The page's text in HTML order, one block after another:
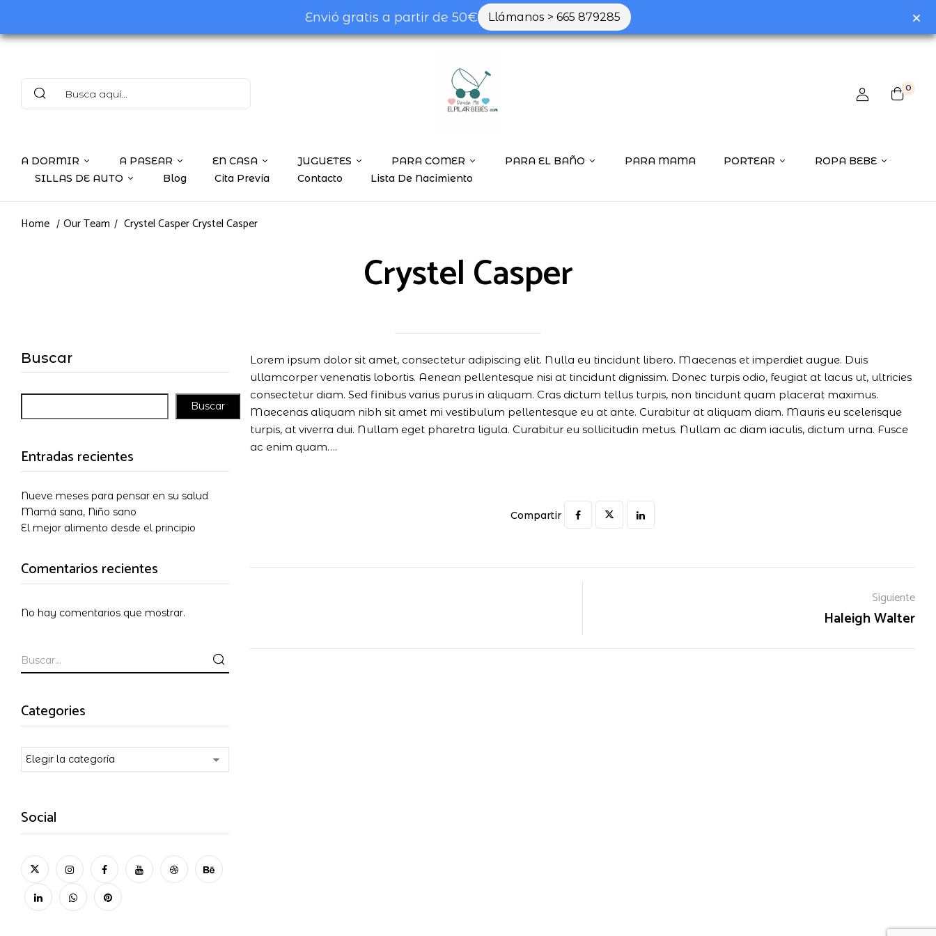
Envió gratis a partir de 50€ Llámanos > 665 879285
0
A DORMIR A PASEAR EN CASA JUGUETES PARA COMER PARA EL BAÑO PARA MAMA PORTEAR
ROPA BEBE
SILLAS DE AUTO
Blog Cita Previa Contacto Lista De Nacimiento
Home Our Team Crystel CasperCrystel Casper
Crystel Casper
Buscar
Buscar
Entradas recientes
Nueve meses para pensar en su salud
Mamá sana, Niño sano
El mejor alimento desde el principio
Comentarios recientes
No hay comentarios que mostrar.
Categories
Categories
Social
Lorem ipsum dolor sit amet, consectetur adipiscing elit. Nulla eu tincidunt libero. Maecenas et imperdiet augue. Duis
ullamcorper venenatis lobortis. Aenean pellentesque nisi at tincidunt dignissim. Donec turpis odio, feugiat at lacus ut, ultricies
consectetur diam. Sed finibus varius purus in aliquam. Cras dictum tellus turpis, non tincidunt quam placerat maximus.
Maecenas aliquam nibh sit amet mi vestibulum pellentesque eu at ante. Curabitur at aliquam diam. Mauris eu scelerisque
turpis, at viverra dui. Nullam eget pharetra ligula. Curabitur eu sollicitudin metus. Nullam ac diam iaculis, dictum urna. Fusce
ac enim quam….
Compartir
Siguiente
Haleigh Walter